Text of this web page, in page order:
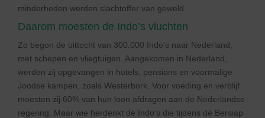
minderheden werden slachtoffer van geweld.
Daarom moesten de Indo’s vluchten
Zo begon de uittocht van 300.000 Indo’s naar Nederland,
met schepen en vliegtuigen. Aangekomen in Nederland,
werden zij opgevangen in hotels, pensions en voormalige
Joodse kampen, zoals Westerbork. Voor voeding en verblijf
moesten zij 60% van hun loon afdragen aan de Nederlandse
regering. Maar wie herdenkt de Indo’s die tijdens de Bersiap